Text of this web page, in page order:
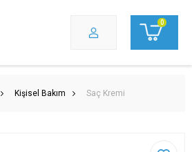
0
Kişisel Bakım Saç Kremi